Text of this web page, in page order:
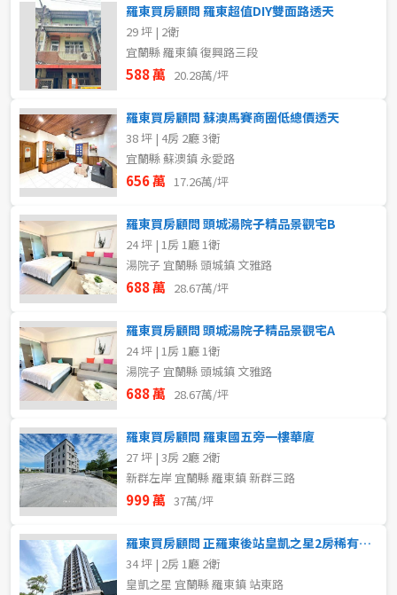
羅東買房顧問 羅東超值DIY雙面路透天
29 坪 | 2衛
宜蘭縣 羅東鎮 復興路三段
588 萬 20.28萬/坪
羅東買房顧問 蘇澳馬賽商圈低總價透天
38 坪 | 4房 2廳 3衛
宜蘭縣 蘇澳鎮 永愛路
656 萬 17.26萬/坪
羅東買房顧問 頭城湯院子精品景觀宅B
24 坪 | 1房 1廳 1衛
湯院子 宜蘭縣 頭城鎮 文雅路
688 萬 28.67萬/坪
羅東買房顧問 頭城湯院子精品景觀宅A
24 坪 | 1房 1廳 1衛
湯院子 宜蘭縣 頭城鎮 文雅路
688 萬 28.67萬/坪
羅東買房顧問 羅東國五旁一樓華廈
27 坪 | 3房 2廳 2衛
新群左岸 宜蘭縣 羅東鎮 新群三路
999 萬 37萬/坪
羅東買房顧問 正羅東後站皇凱之星2房稀有釋出
34 坪 | 2房 1廳 2衛
皇凱之星 宜蘭縣 羅東鎮 站東路